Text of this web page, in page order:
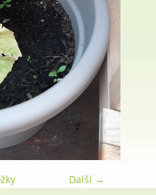
Další →